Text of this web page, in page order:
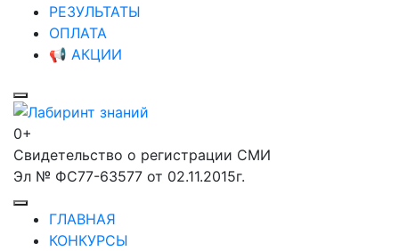
РЕЗУЛЬТАТЫ
ОПЛАТА
📢 АКЦИИ
Лабиринт знаний
0+
Свидетельство о регистрации СМИ
Эл № ФС77-63577 от 02.11.2015г.
ГЛАВНАЯ
КОНКУРСЫ